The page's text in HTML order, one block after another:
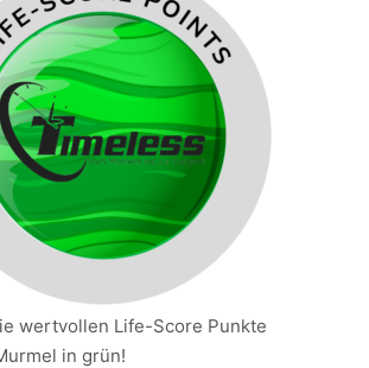
wertvollen Life-Score Punkte
in grün!